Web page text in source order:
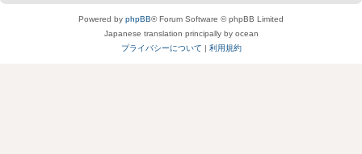
Powered by phpBB® Forum Software © phpBB Limited
Japanese translation principally by ocean
プライバシーについて | 利用規約